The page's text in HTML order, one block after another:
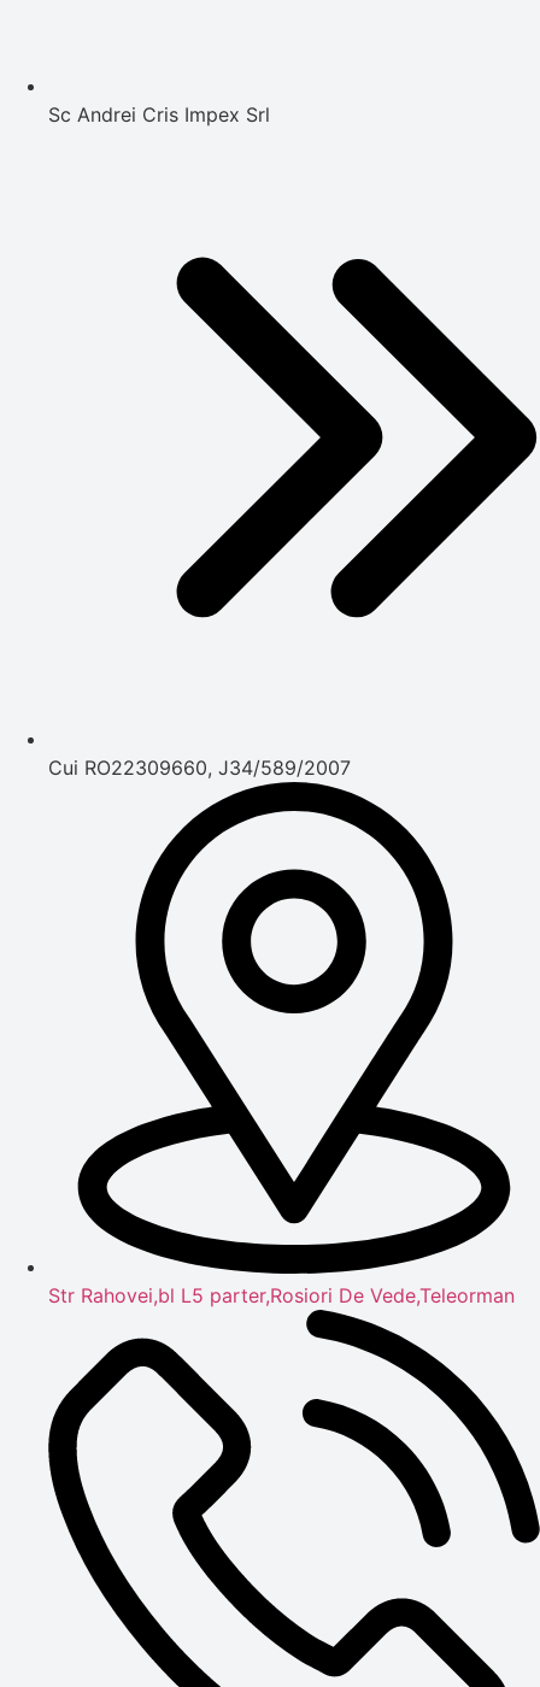
Sc Andrei Cris Impex Srl
Cui RO22309660, J34/589/2007
Str Rahovei,bl L5 parter,Rosiori De Vede,Teleorman